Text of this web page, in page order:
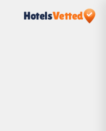
HotelsVetted